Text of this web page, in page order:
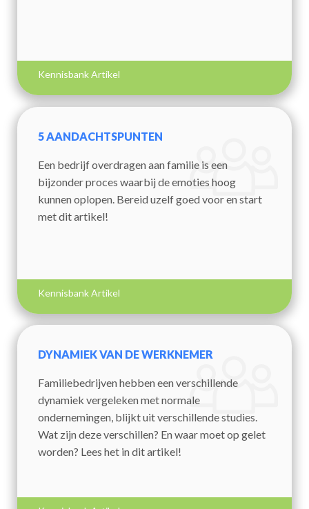
Kennisbank Artikel
5 AANDACHTSPUNTEN
Een bedrijf overdragen aan familie is een
bijzonder proces waarbij de emoties hoog
kunnen oplopen. Bereid uzelf goed voor en start
met dit artikel!
Kennisbank Artikel
DYNAMIEK VAN DE WERKNEMER
Familiebedrijven hebben een verschillende
dynamiek vergeleken met normale
ondernemingen, blijkt uit verschillende studies.
Wat zijn deze verschillen? En waar moet op gelet
worden? Lees het in dit artikel!